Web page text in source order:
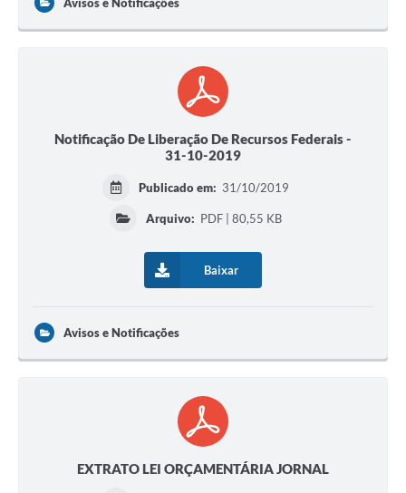
Notificação De Liberação De Recursos Federais -
31-10-2019
Publicado em: 31/10/2019
Arquivo: PDF | 80,55 KB
Baixar
Avisos e Notificações
EXTRATO LEI ORÇAMENTÁRIA JORNAL